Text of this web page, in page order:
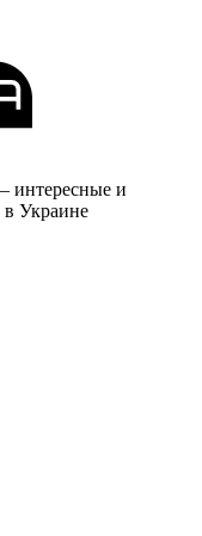
интересные и
Украине